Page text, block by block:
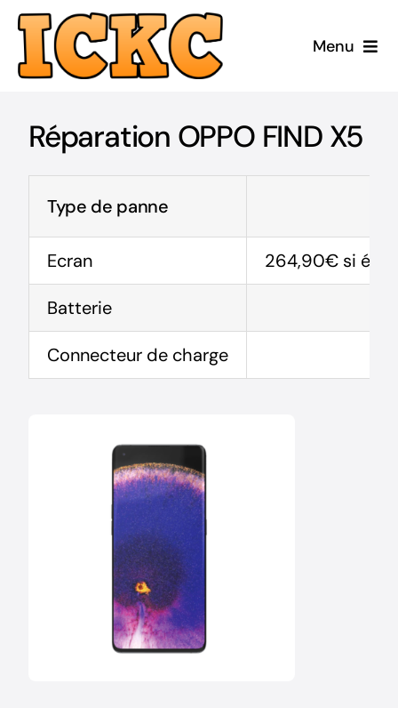
Passer
contenu
Menu
Réparer
Acheter Reconditionné
Blog
Réparation OPPO FIND X5
Type de panne
Ecran 264,90€ si
Batterie
Connecteur de charge